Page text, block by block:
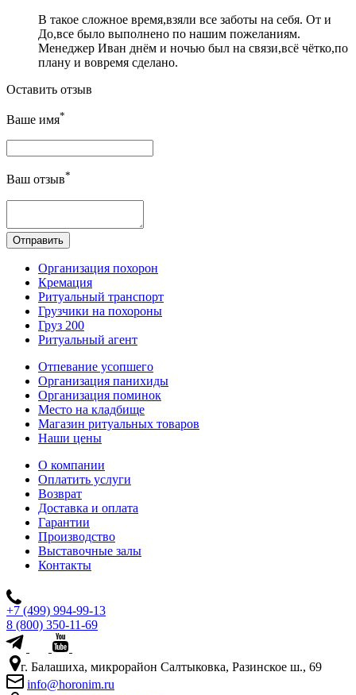
В такое сложное время,взяли все заботы на себя. От и
До,все было выполнено по нашим пожеланиям.
Менеджер Иван днём и ночью был на связи,всё чётко,по
плану и вовремя сделано.
Оставить отзыв
Ваше имя*
Ваш отзыв*
Организация похорон
Кремация
Ритуальный транспорт
Грузчики на похороны
Груз 200
Ритуальный агент
Отпевание усопшего
Организация панихиды
Организация поминок
Место на кладбище
Магазин ритуальных товаров
Наши цены
О компании
Оплатить услуги
Возврат
Доставка и оплата
Гарантии
Производство
Выставочные залы
Контакты
+7 (499) 994-99-13
8 (800) 350-11-69
г. Балашиха, микрорайон Салтыковка, Разинское ш., 69
info@horonim.ru